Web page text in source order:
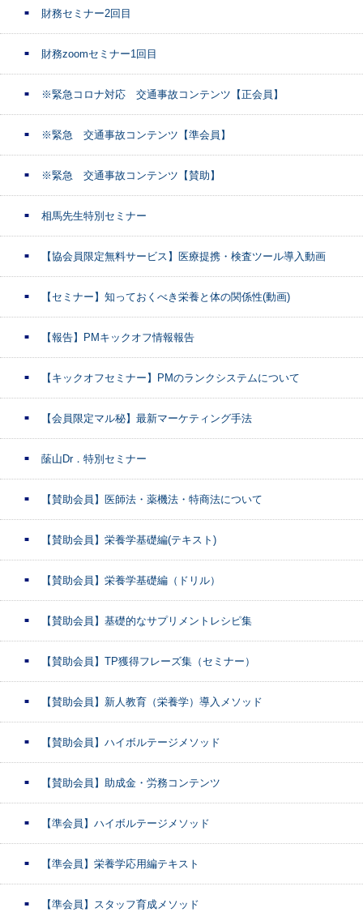
財務セミナー2回目
財務zoomセミナー1回目
※緊急コロナ対応 交通事故コンテンツ【正会員】
※緊急 交通事故コンテンツ【準会員】
※緊急 交通事故コンテンツ【賛助】
相馬先生特別セミナー
【協会員限定無料サービス】医療提携・検査ツール導入動画
【セミナー】知っておくべき栄養と体の関係性(動画)
【報告】PMキックオフ情報報告
【キックオフセミナー】PMのランクシステムについて
【会員限定マル秘】最新マーケティング手法
䕃山Dr．特別セミナー
【賛助会員】医師法・薬機法・特商法について
【賛助会員】栄養学基礎編(テキスト)
【賛助会員】栄養学基礎編（ドリル）
【賛助会員】基礎的なサプリメントレシピ集
【賛助会員】TP獲得フレーズ集（セミナー）
【賛助会員】新人教育（栄養学）導入メソッド
【賛助会員】ハイボルテージメソッド
【賛助会員】助成金・労務コンテンツ
【準会員】ハイボルテージメソッド
【準会員】栄養学応用編テキスト
【準会員】スタッフ育成メソッド